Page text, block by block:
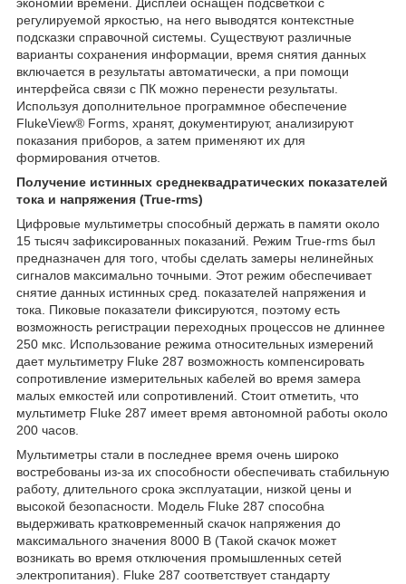
регулируемой яркостью, на него выводятся контекстные
подсказки справочной системы. Существуют различные
варианты сохранения информации, время снятия данных
включается в результаты автоматически, а при помощи
интерфейса связи с ПК можно перенести результаты.
Используя дополнительное программное обеспечение
FlukeView® Forms, хранят, документируют, анализируют
показания приборов, а затем применяют их для
формирования отчетов.
Получение истинных среднеквадратических показателей
тока и напряжения (True-rms)
Цифровые мультиметры способный держать в памяти около
15 тысяч зафиксированных показаний. Режим True-rms был
предназначен для того, чтобы сделать замеры нелинейных
сигналов максимально точными. Этот режим обеспечивает
снятие данных истинных сред. показателей напряжения и
тока. Пиковые показатели фиксируются, поэтому есть
возможность регистрации переходных процессов не длиннее
250 мкс. Использование режима относительных измерений
дает мультиметру Fluke 287 возможность компенсировать
сопротивление измерительных кабелей во время замера
малых емкостей или сопротивлений. Стоит отметить, что
мультиметр Fluke 287 имеет время автономной работы около
200 часов.
Мультиметры стали в последнее время очень широко
востребованы из-за их способности обеспечивать стабильную
работу, длительного срока эксплуатации, низкой цены и
высокой безопасности. Модель Fluke 287 способна
выдерживать кратковременный скачок напряжения до
максимального значения 8000 В (Такой скачок может
возникать во время отключения промышленных сетей
электропитания). Fluke 287 соответствует стандарту